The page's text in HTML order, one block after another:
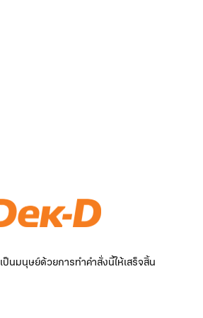
นมนุษย์ด้วยการทำคำสั่งนี้ให้เสร็จสิ้น